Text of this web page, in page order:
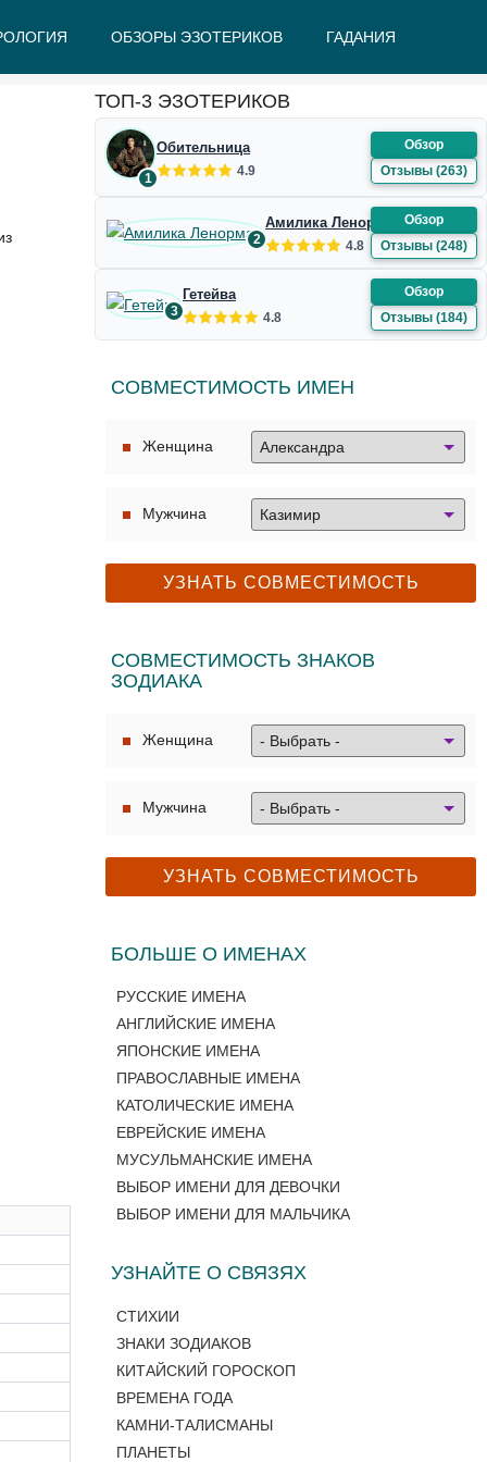
ОБЗОРЫ ЭЗОТЕРИКОВ ГАДАНИЯ
ТОП-3 ЭЗОТЕРИКОВ
1
Обительница
4.9
Обзор
Отзывы (263)
2
Амилика Ленорман
4.8
Обзор
Отзывы (248)
3
Гетейва
4.8
Обзор
Отзывы (184)
СОВМЕСТИМОСТЬ ИМЕН
Женщина
Мужчина
СОВМЕСТИМОСТЬ ЗНАКОВ
ЗОДИАКА
Женщина
Мужчина
БОЛЬШЕ О ИМЕНАХ
РУССКИЕ ИМЕНА
АНГЛИЙСКИЕ ИМЕНА
ЯПОНСКИЕ ИМЕНА
ПРАВОСЛАВНЫЕ ИМЕНА
КАТОЛИЧЕСКИЕ ИМЕНА
ЕВРЕЙСКИЕ ИМЕНА
МУСУЛЬМАНСКИЕ ИМЕНА
ВЫБОР ИМЕНИ ДЛЯ ДЕВОЧКИ
ВЫБОР ИМЕНИ ДЛЯ МАЛЬЧИКА
УЗНАЙТЕ О СВЯЗЯХ
СТИХИИ
ЗНАКИ ЗОДИАКОВ
КИТАЙСКИЙ ГОРОСКОП
ВРЕМЕНА ГОДА
КАМНИ-ТАЛИСМАНЫ
ПЛАНЕТЫ